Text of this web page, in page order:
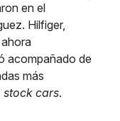
en el
Hilfiger,
acompañado de
más
stock cars.